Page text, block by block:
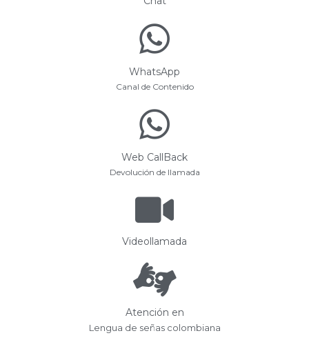
WhatsApp
Canal de Contenido
Web CallBack
Devolución de llamada
Videollamada
Atención en
Lengua de señas colombiana